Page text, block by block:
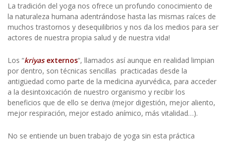
La tradición del yoga nos ofrece un profundo conocimiento de
la naturaleza humana adentrándose hasta las mismas raíces de
muchos trastornos y desequilibrios y nos da los medios para ser
actores de nuestra propia salud y de nuestra vida!
Los “kriyasexternos“, llamados así aunque en realidad limpian
por dentro, son técnicas sencillas practicadas desde la
antigüedad como parte de la medicina ayurvédica, para acceder
a la desintoxicación de nuestro organismo y recibir los
beneficios que de ello se deriva (mejor digestión, mejor aliento,
mejor respiración, mejor estado anímico, más vitalidad…).
No se entiende un buen trabajo de yoga sin esta práctica